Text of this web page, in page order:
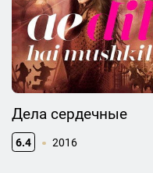
Дела сердечные
6.4 2016